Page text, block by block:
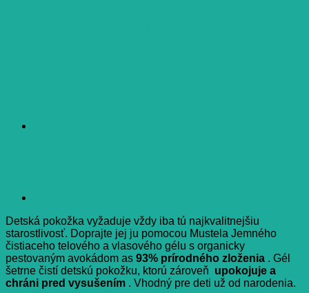
Detská pokožka vyžaduje vždy iba tú najkvalitnejšiu
starostlivosť. Doprajte jej ju pomocou Mustela Jemného
čistiaceho telového a vlasového gélu s organicky
pestovaným avokádom as 93% prírodného zloženia . Gél
šetrne čistí detskú pokožku, ktorú zároveň upokojuje a
chráni pred vysušením . Vhodný pre deti už od narodenia.